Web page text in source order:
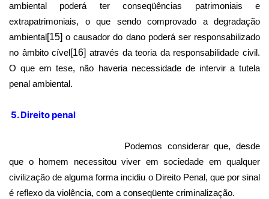
ambiental poderá ter conseqüências patrimoniais e
extrapatrimoniais, o que sendo comprovado a degradação
ambiental[15] o causador do dano poderá ser responsabilizado
no âmbito cível[16] através da teoria da responsabilidade civil.
O que em tese, não haveria necessidade de intervir a tutela
penal ambiental.
5. Direito penal
Podemos considerar que, desde
que o homem necessitou viver em sociedade em qualquer
civilização de alguma forma incidiu o Direito Penal, que por sinal
é reflexo da violência, com a conseqüente criminalização.